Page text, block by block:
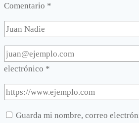
Comentario *
electrónico *
Guarda mi nombre, correo